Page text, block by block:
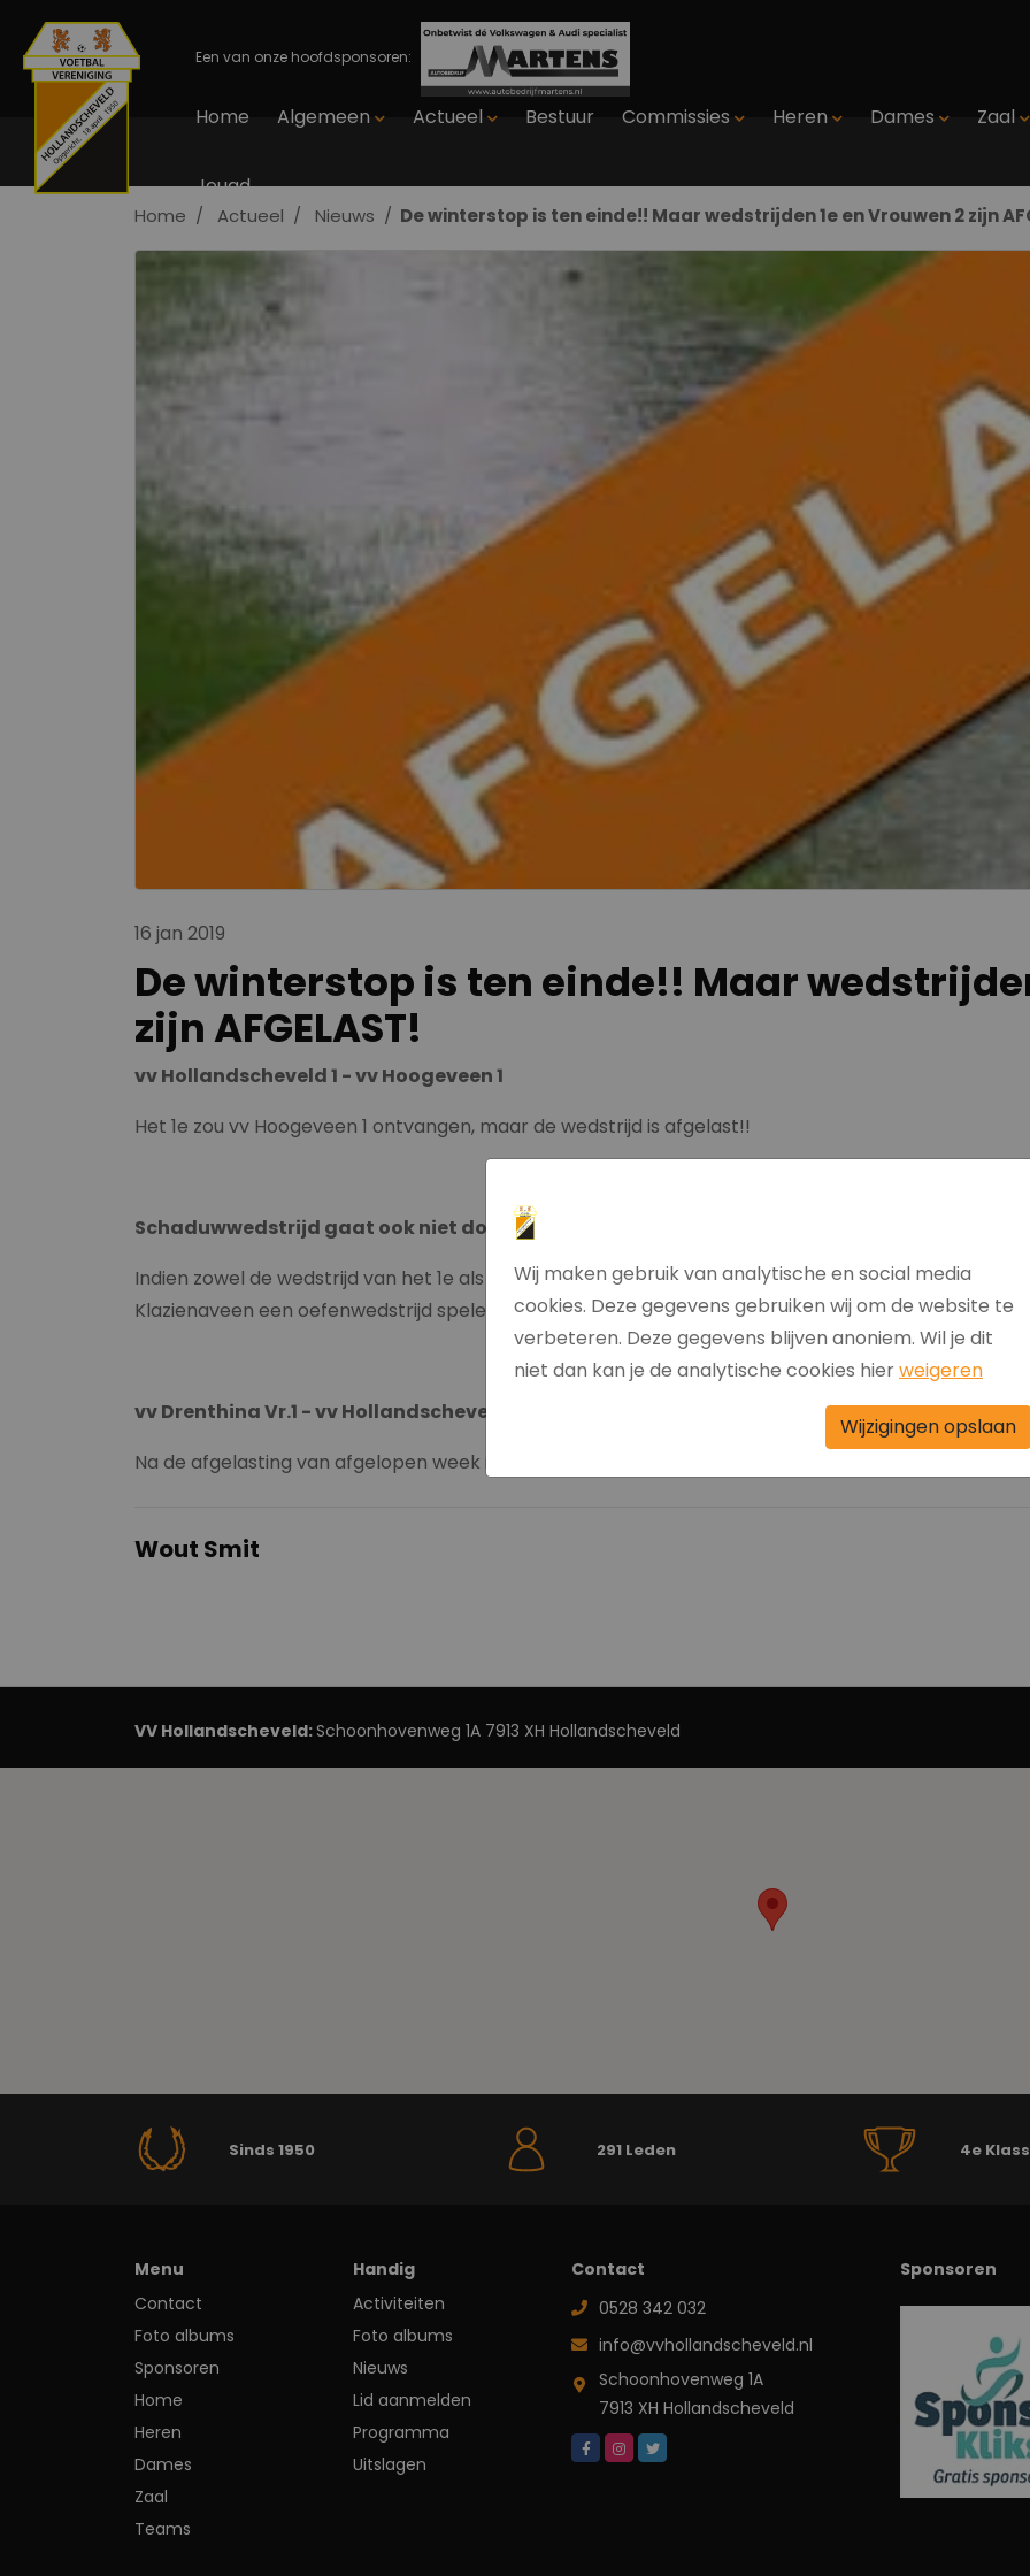
Een van onze hoofdsponsoren:
Home Algemeen Actueel Bestuur Commissies Heren Dames Zaal
Jeugd
Home Actueel Nieuws De winterstop is ten einde!! Maar wedstrijden 1e en Vrouwen 2 zijn
16 jan 2019
De winterstop is ten einde!! Maar
zijn AFGELAST!
vv Hollandscheveld 1 - vv Hoogeveen 1
Het 1e zou vv Hoogeveen 1 ontvangen, maar de wedstrijd is afgelast!!
Schaduwwedstrijd gaat ook niet door:
Indien zowel de wedstrijd van het 1e als die van fc Klazienaveen 1 worden afgelast dan zouhet 1e
Klazienaveen een oefenwedstrijd spelen, maar ook deze wedstrijd gaat niet door. Het 1e traint om
vv Drenthina Vr.1 - vv Hollandscheveld Vr.2
Na de afgelasting van afgelopen week is ook de wedstrijd van vandaag afgelast voor Vrouwen 2.
Wout Smit
VV Hollandscheveld:Schoonhovenweg 1A 7913 XH Hollandscheveld
Sinds 1950 291 Leden 4e
Menu
Contact
Foto albums
Sponsoren
Home
Heren
Dames
Zaal
Teams
Handig
Activiteiten
Foto albums
Nieuws
Lid aanmelden
Programma
Uitslagen
Contact
0528 342 032
info@vvhollandscheveld.nl
Schoonhovenweg 1A
7913 XH Hollandscheveld
Sponsoren
Wij maken gebruik van analytische en social media
cookies. Deze gegevens gebruiken wij om de website te
verbeteren. Deze gegevens blijven anoniem. Wil je dit
niet dan kan je de analytische cookies hierweigeren
Wijzigingen opslaan